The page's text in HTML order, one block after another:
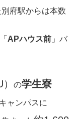
別府駅からは本数
APハウス前 」バ
の学生寮
ャンパスに